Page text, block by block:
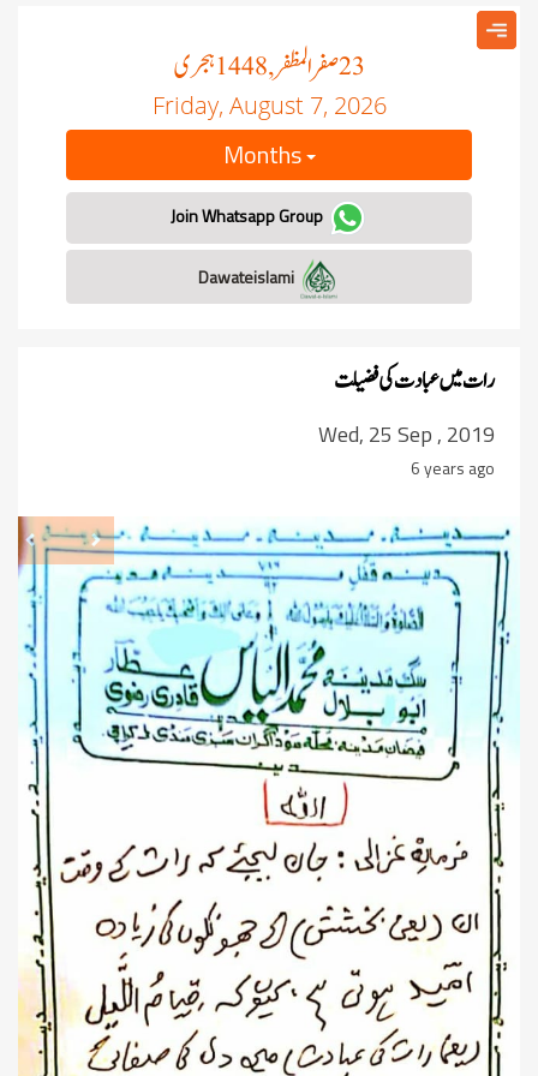
23صفر المظفر, 1448 ہجری
Friday, August 7, 2026
Months
Join Whatsapp Group
رات میں عبادت کی فضیلت
Wed, 25 Sep , 2019
6 years ago
Next